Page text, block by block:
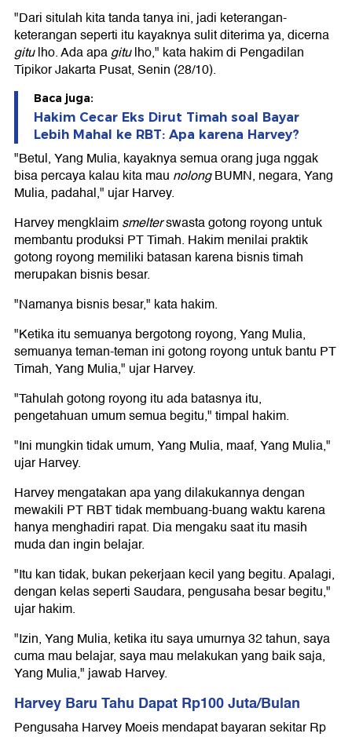
"Dari situlah kita tanda tanya ini, jadi keterangan-
keterangan seperti itu kayaknya sulit diterima ya, dicerna
gitulho. Ada apagitulho," kata hakim di Pengadilan
Tipikor Jakarta Pusat, Senin (28/10).
Baca juga:
Hakim Cecar Eks Dirut Timah soal Bayar
Lebih Mahal ke RBT: Apa karena Harvey?
"Betul, Yang Mulia, kayaknya semua orang juga nggak
bisa percaya kalau kita mau nolongBUMN, negara, Yang
Mulia, padahal," ujar Harvey.
Harvey mengklaimsmelterswasta gotong royong untuk
membantu produksi PT Timah. Hakim menilai praktik
gotong royong memiliki batasan karena bisnis timah
merupakan bisnis besar.
"Namanya bisnis besar," kata hakim.
"Ketika itu semuanya bergotong royong, Yang Mulia,
semuanya teman-teman ini gotong royong untuk bantu PT
Timah, Yang Mulia," ujar Harvey.
"Tahulah gotong royong itu ada batasnya itu,
pengetahuan umum semua begitu," timpal hakim.
"Ini mungkin tidak umum, Yang Mulia, maaf, Yang Mulia,"
ujar Harvey.
Harvey mengatakan apa yang dilakukannya dengan
mewakili PT RBT tidak membuang-buang waktu karena
hanya menghadiri rapat. Dia mengaku saat itu masih
muda dan ingin belajar.
"Itu kan tidak, bukan pekerjaan kecil yang begitu. Apalagi,
dengan kelas seperti Saudara, pengusaha besar begitu,"
ujar hakim.
"Izin, Yang Mulia, ketika itu saya umurnya 32 tahun, saya
cuma mau belajar, saya mau melakukan yang baik saja,
Yang Mulia," jawab Harvey.
Harvey Baru Tahu Dapat Rp100 Juta/Bulan
Pengusaha Harvey Moeis mendapat bayaran sekitar Rp